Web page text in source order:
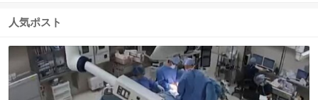
数
ス
数
人気ポスト